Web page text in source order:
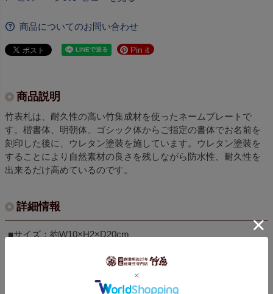
商品についてのお問い合わせ
Pin it
商品説明
竹表札は、耐久性の高い竹集成材を使ったネームプレートで
す。楷書体、明朝体、ゴシック体からご指定の書体でお名前を
刻印した後に、ウレタン塗装を施しています。ウレタン塗装を
することにより自然素材の良さを残しながら防水性、耐久性を
出来るだけ高めているのです。
詳細情報
■サイズ：約W10×H2×D20cm